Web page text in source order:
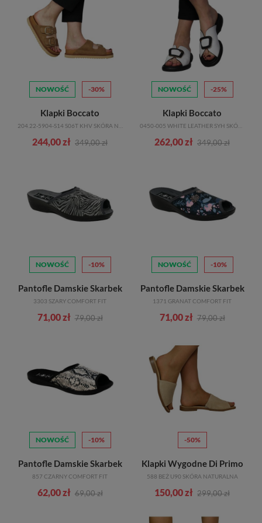
NOWOŚĆ -30%
Klapki Boccato
244,00 zł 349,00 zł
NOWOŚĆ -25%
Klapki Boccato
0450-005 WHITE LEATHER SYH SKÓRA NATURALNA
262,00 zł 349,00 zł
NOWOŚĆ -10%
Pantofle Damskie Skarbek
3303 SZARY COMFORT FIT
71,00 zł 79,00 zł
NOWOŚĆ -10%
Pantofle Damskie Skarbek
1371 GRANAT COMFORT FIT
71,00 zł 79,00 zł
NOWOŚĆ -10%
Pantofle Damskie Skarbek
857 CZARNY COMFORT FIT
62,00 zł 69,00 zł
-50%
Klapki Wygodne Di Primo
588 BEŻ U90 SKÓRA NATURALNA
150,00 zł 299,00 zł